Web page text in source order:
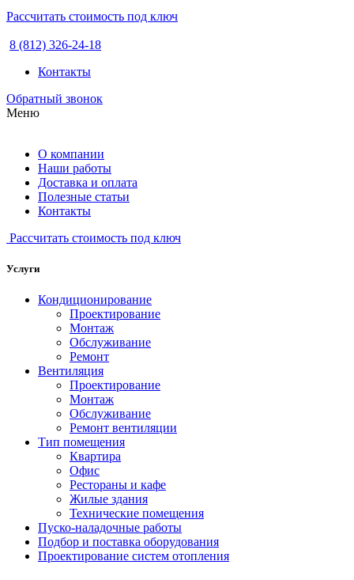
Рассчитать стоимость под ключ
8 (812) 326-24-18
Контакты
Обратный звонок
Меню
О компании
Наши работы
Доставка и оплата
Полезные статьи
Контакты
Рассчитать стоимость под ключ
Услуги
Кондиционирование
Проектирование
Монтаж
Обслуживание
Ремонт
Вентиляция
Проектирование
Монтаж
Обслуживание
Ремонт вентиляции
Тип помещения
Квартира
Офис
Рестораны и кафе
Жилые здания
Технические помещения
Пуско-наладочные работы
Подбор и поставка оборудования
Проектирование систем отопления